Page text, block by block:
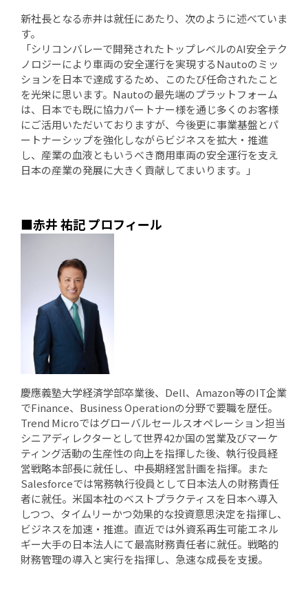
新社長となる赤井は就任にあたり、次のように述べていま
す。
「シリコンバレーで開発されたトップレベルのAI安全テク
ノロジーにより車両の安全運行を実現するNautoのミッ
ションを日本で達成するため、このたび任命されたこと
を光栄に思います。Nautoの最先端のプラットフォーム
は、日本でも既に協力パートナー様を通じ多くのお客様
にご活用いただいておりますが、今後更に事業基盤とパ
ートナーシップを強化しながらビジネスを拡大・推進
し、産業の血液ともいうべき商用車両の安全運行を支え
日本の産業の発展に大きく貢献してまいります。」
■赤井 祐記 プロフィール
慶應義塾大学経済学部卒業後、Dell、Amazon等のIT企業
でFinance、Business Operationの分野で要職を歴任。
Trend Microではグローバルセールスオペレーション担当
シニアディレクターとして世界42か国の営業及びマーケ
ティング活動の生産性の向上を指揮した後、執行役員経
営戦略本部長に就任し、中長期経営計画を指揮。また
Salesforceでは常務執行役員として日本法人の財務責任
者に就任。米国本社のベストプラクティスを日本へ導入
しつつ、タイムリーかつ効果的な投資意思決定を指揮し、
ビジネスを加速・推進。直近では外資系再生可能エネル
ギー大手の日本法人にて最高財務責任者に就任。戦略的
財務管理の導入と実行を指揮し、急速な成長を支援。